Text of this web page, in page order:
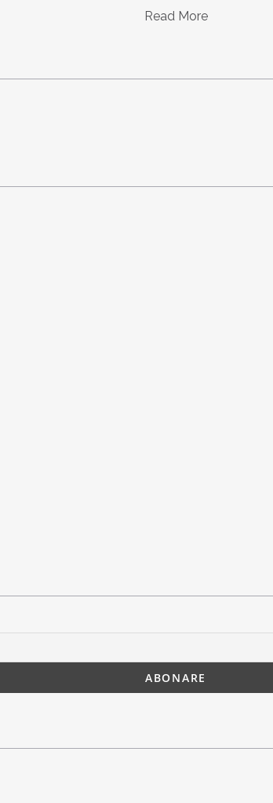
Read More